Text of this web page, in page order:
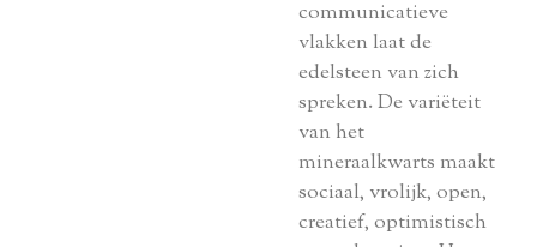
communicatieve
vlakken laat de
edelsteen van zich
spreken. De variëteit
van het
mineraalkwarts maakt
sociaal, vrolijk, open,
creatief, optimistisch